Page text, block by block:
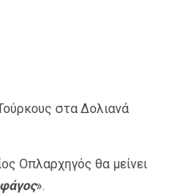
στα Δολιανά
Οπλαρχηγός θα μείνει
».